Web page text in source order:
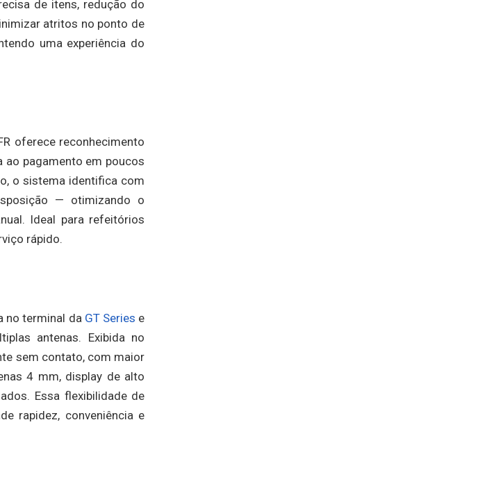
de itens, redução do
atritos no ponto de
uma experiência do
oferece reconhecimento
ao pagamento em poucos
o sistema identifica com
— otimizando o
Ideal para refeitórios
rápido.
no terminal da GT Series e
antenas. Exibida no
sem contato, com maior
4 mm, display de alto
Essa flexibilidade de
rapidez, conveniência e